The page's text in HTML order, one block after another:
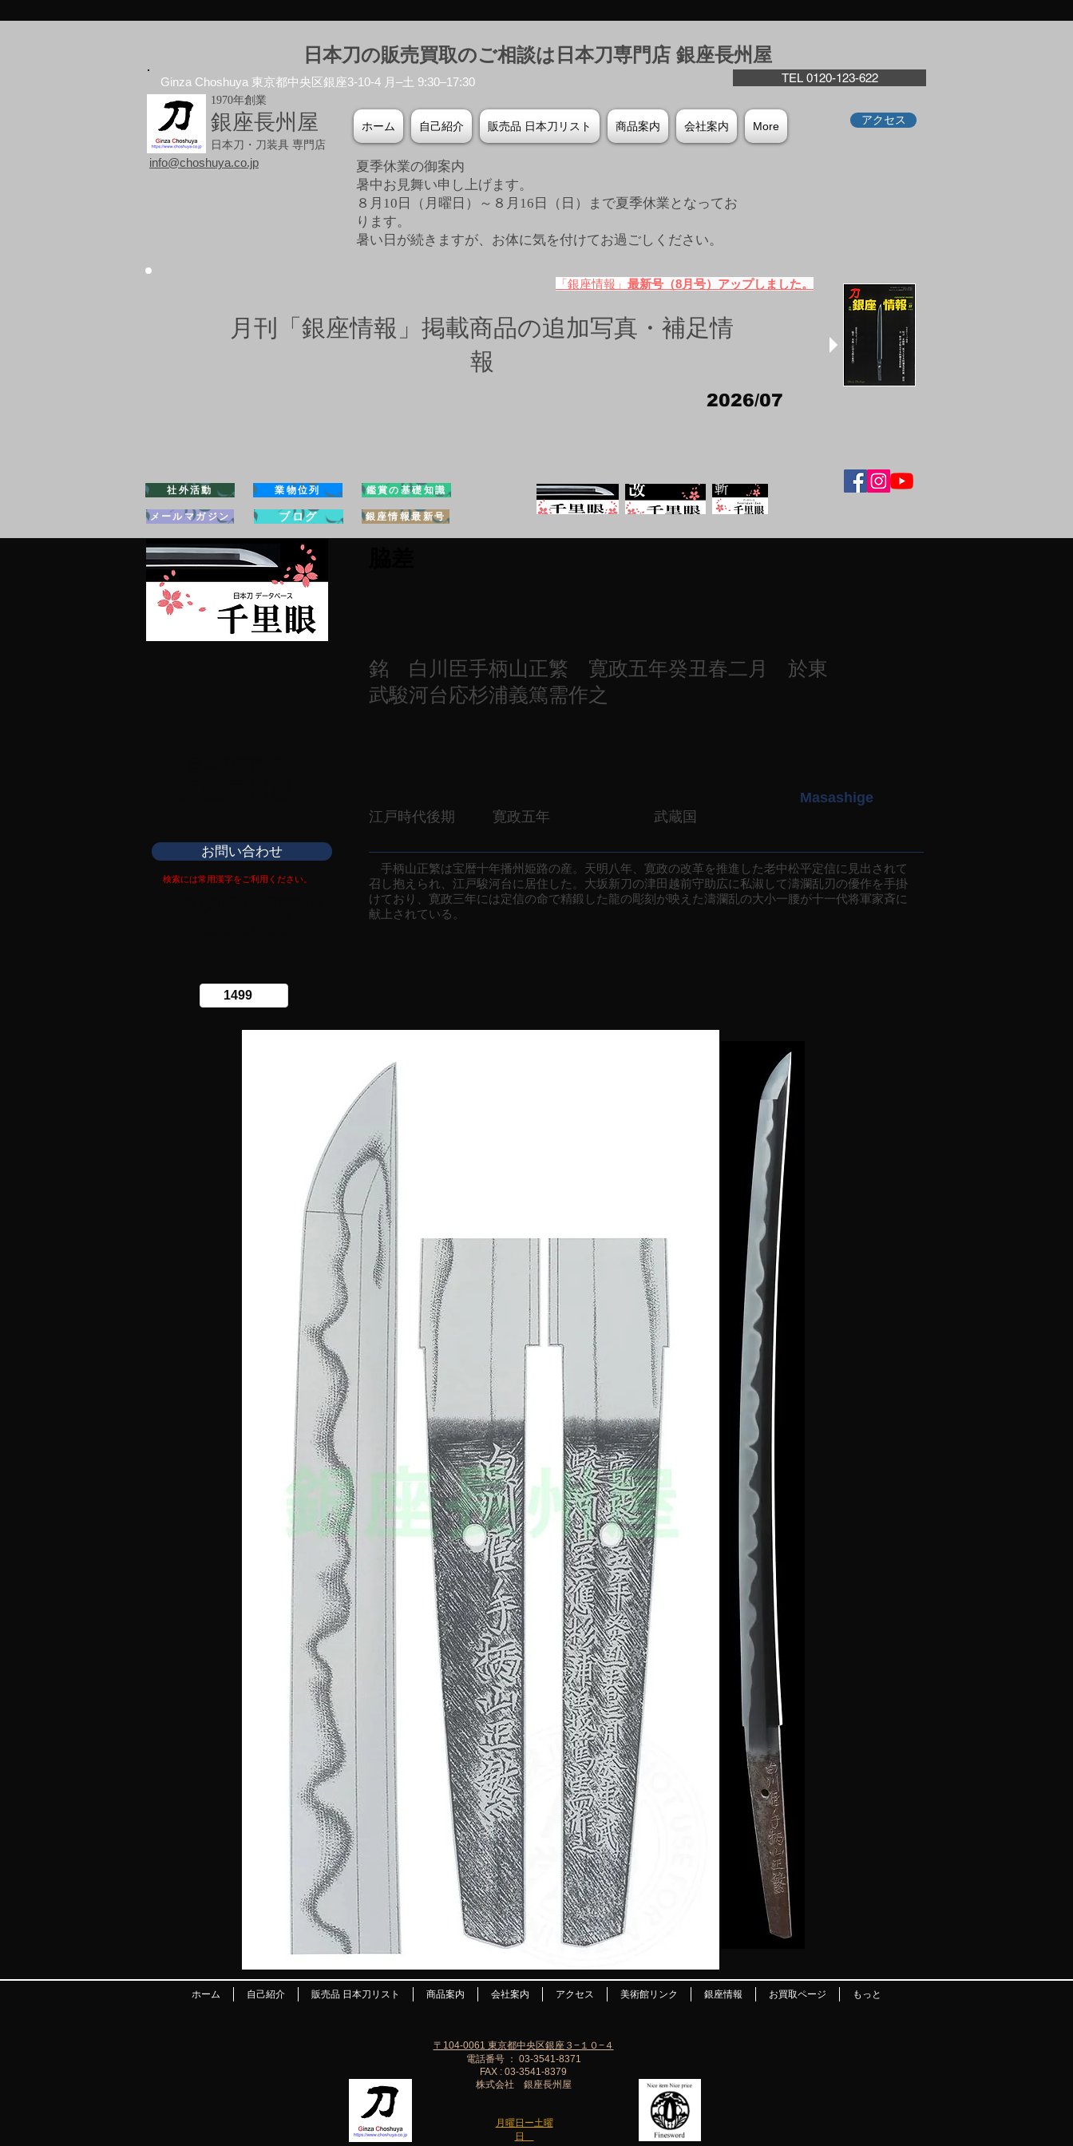
日本刀の販売買取のご相談は日本刀専門店 銀座⻑州屋
TEL 0120-123-622
Ginza Choshuya 東京都中央区銀座3-10-4 月–土 9:30–17:30
1970年創業
銀座長州屋
日本刀・刀装具 専門店
ホーム 自己紹介 販売品 日本刀リスト 商品案内 会社案内 More アクセス
info@choshuya.co.jp
夏季休業の御案内
暑中お見舞い申し上げます。
８月10日（月曜日）～８月16日（日）まで夏季休業となってお
ります。
​暑い日が続きますが、お体に気を付けてお過ごしください。
「銀座情報」 最新号（8月号）アップしました。
月刊「銀座情報」掲載商品の追加写真・補足情
報
2026/07
社外活動 業物位列 鑑賞の基礎知識
メールマガジン ブログ 銀座情報最新号
銘 白川臣手柄山正繁 寛政五年癸丑春二月 於東
武駿河台応杉浦義篤需作之
江戸時代後期 寛政五年 武蔵国
Masashige
お問い合わせ
検索には常用漢字をご利用ください。
手柄山正繁は宝暦十年播州姫路の産。天明八年、寛政の改革を推進した老中松平定信に見出されて
召し抱えられ、江戸駿河台に居住した。大坂新刀の津田越前守助広に私淑して濤瀾乱刃の優作を手掛
けており、寛政三年には定信の命で精鍛した龍の彫刻が映えた濤瀾乱の大小一腰が十一代将軍家斉に
献上されている。
ホーム 自己紹介 販売品 日本刀リスト 商品案内 会社案内 アクセス 美術館リンク 銀座情報 お買取ページ もっと
月曜日ー土曜
日
〒104-0061 東京都中央区銀座３−１０−４
電話番号 ： 03-3541-8371
FAX : 03-3541-8379
株式会社 銀座長州屋